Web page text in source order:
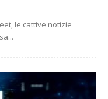
le cattive notizie